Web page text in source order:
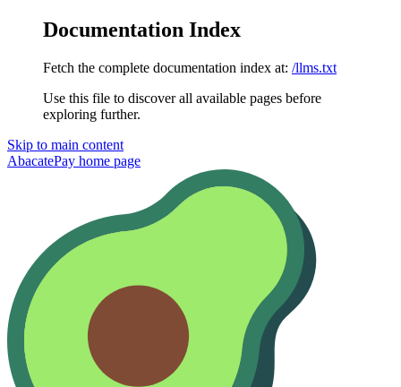
Documentation Index
Fetch the complete documentation index at: /llms.txt
Use this file to discover all available pages before
exploring further.
Skip to main content
AbacatePay home page